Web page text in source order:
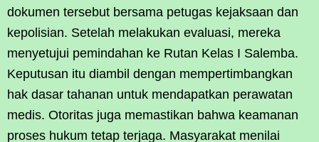
dokumen tersebut bersama petugas kejaksaan dan
kepolisian. Setelah melakukan evaluasi, mereka
menyetujui pemindahan ke Rutan Kelas I Salemba.
Keputusan itu diambil dengan mempertimbangkan
hak dasar tahanan untuk mendapatkan perawatan
medis. Otoritas juga memastikan bahwa keamanan
proses hukum tetap terjaga. Masyarakat menilai